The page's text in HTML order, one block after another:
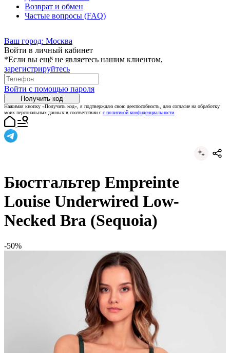
Возврат и обмен
Частые вопросы (FAQ)
Ваш город: Москва
Войти в личный кабинет
*Если вы ещё не являетесь нашим клиентом,
зарегистрируйтесь
Войти с помощью пароля
Получить код
Нажимая кнопку «Получить код», я подтверждаю свою дееспособность, даю согласие на обработку
моих персональных данных в соответствии с с политикой конфиденциальности
Бюстгальтер Empreinte
Louise Underwired Low-
Necked Bra (Sequoia)
-50%